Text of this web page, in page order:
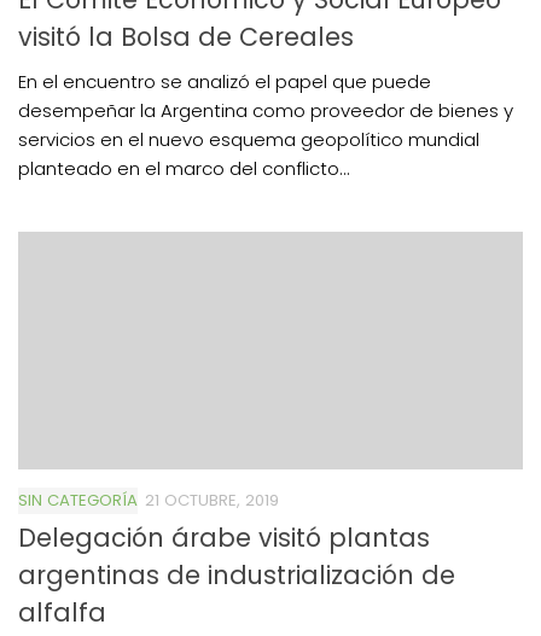
visitó la Bolsa de Cereales
En el encuentro se analizó el papel que puede
desempeñar la Argentina como proveedor de bienes y
servicios en el nuevo esquema geopolítico mundial
planteado en el marco del conflicto...
SIN CATEGORÍA 21 OCTUBRE, 2019
Delegación árabe visitó plantas
argentinas de industrialización de
alfalfa